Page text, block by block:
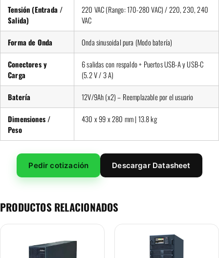
Tensión (Entrada /
Salida)
220 VAC (Rango: 170-280 VAC) / 220, 230, 240
VAC
Forma de Onda Onda sinusoidal pura (Modo batería)
Conectores y
Carga
6 salidas con respaldo + Puertos USB-A y USB-C
(5.2 V / 3 A)
Batería 12V/9Ah (x2) – Reemplazable por el usuario
Dimensiones /
Peso
430 x 99 x 280 mm | 13.8 kg
Pedir cotización Descargar Datasheet
PRODUCTOS RELACIONADOS